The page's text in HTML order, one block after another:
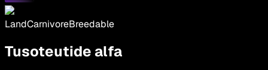
LandCarnivoreBreedable
Tusoteutide alfa